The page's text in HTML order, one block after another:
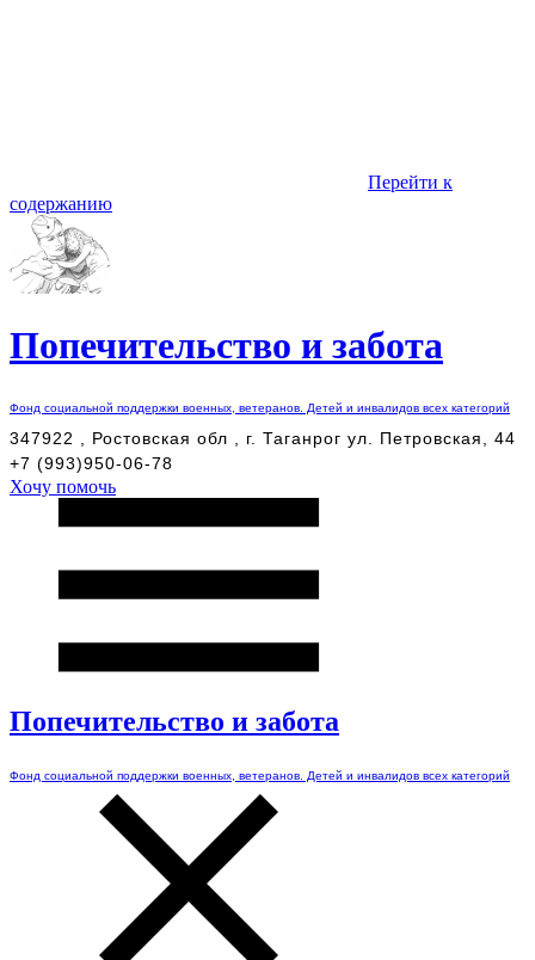
Перейти к
содержанию
Попечительство и забота
Фонд социальной поддержки военных, ветеранов. Детей и инвалидов всех категорий
347922 , Ростовская обл , г. Таганрог ул. Петровская, 44
+7 (993)950-06-78
Хочу помочь
Попечительство и забота
Фонд социальной поддержки военных, ветеранов. Детей и инвалидов всех категорий